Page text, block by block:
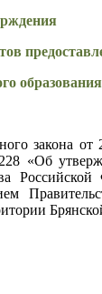
закона
«Об